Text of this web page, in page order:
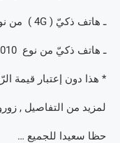
ـ هاتف ذكيّ ( 4G ) من نوع Lenovo P1M
ـ هاتف ذكيّ من نوع Lenovo A2010
* هذا دون إعتبار قيمة الرّبح
لمزيد من التفاصيل ,
حظا سعيدا للجميع …